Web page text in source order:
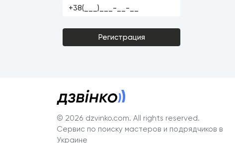
Регистрация
© 2026 dzvinko.com. All rights reserved.
Сервис по поиску мастеров и подрядчиков в
Украине